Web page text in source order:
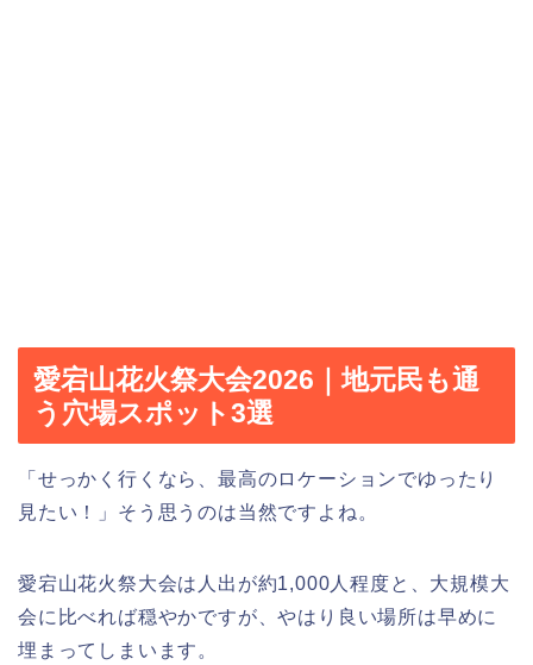
愛宕山花火祭大会2026｜地元民も通
う穴場スポット3選
「せっかく行くなら、最高のロケーションでゆったり
見たい！」そう思うのは当然ですよね。
愛宕山花火祭大会は人出が約1,000人程度と、大規模大
会に比べれば穏やかですが、やはり良い場所は早めに
埋まってしまいます。